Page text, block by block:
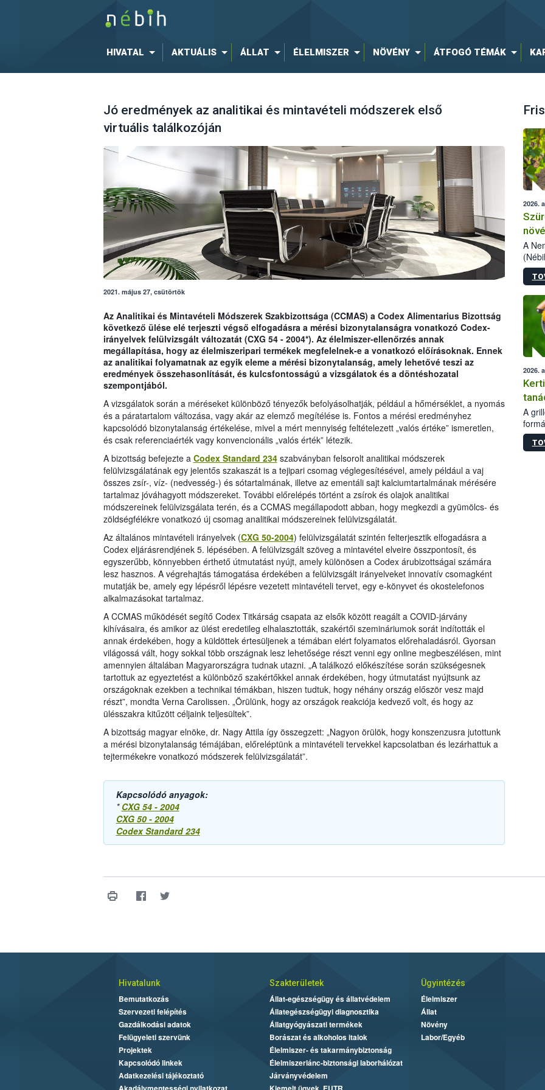
HIVATAL AKTUÁLIS ÁLLAT ÉLELMISZER NÖVÉNY ÁTFOGÓ TÉMÁK
Jó eredmények az analitikai és mintavételi módszerek első
virtuális találkozóján
2021. május 27, csütörtök
Az Analitikai és Mintavételi Módszerek Szakbizottsága (CCMAS) a Codex Alimentarius Bizottság
következő ülése elé terjeszti végső elfogadásra a mérési bizonytalanságra vonatkozó Codex-
irányelvek felülvizsgált változatát (CXG 54 - 2004*). Az élelmiszer-ellenőrzés annak
megállapítása, hogy az élelmiszeripari termékek megfelelnek-e a vonatkozó előírásoknak. Ennek
az analitikai folyamatnak az egyik eleme a mérési bizonytalanság, amely lehetővé teszi az
eredmények összehasonlítását, és kulcsfontosságú a vizsgálatok és a döntéshozatal
szempontjából.
A vizsgálatok során a méréseket különböző tényezők befolyásolhatják, például a hőmérséklet, a nyomás
és a páratartalom változása, vagy akár az elemző megítélése is. Fontos a mérési eredményhez
kapcsolódó bizonytalanság értékelése, mivel a mért mennyiség feltételezett „valós értéke” ismeretlen,
és csak referenciaérték vagy konvencionális „valós érték” létezik.
A bizottság befejezte a Codex Standard 234szabványban felsorolt analitikai módszerek
felülvizsgálatának egy jelentős szakaszát is a tejipari csomag véglegesítésével, amely például a vaj
összes zsír-, víz- (nedvesség-) és sótartalmának, illetve az ementáli sajt kalciumtartalmának mérésére
tartalmaz jóváhagyott módszereket. További előrelépés történt a zsírok és olajok analitikai
módszereinek felülvizsgálata terén, és a CCMAS megállapodott abban, hogy megkezdi a gyümölcs- és
zöldségfélékre vonatkozó új csomag analitikai módszereinek felülvizsgálatát.
Az általános mintavételi irányelvek (CXG 50-2004) felülvizsgálatát szintén felterjesztik elfogadásra a
Codex eljárásrendjének 5. lépésében. A felülvizsgált szöveg a mintavétel elveire összpontosít, és
egyszerűbb, könnyebben érthető útmutatást nyújt, amely különösen a Codex árubizottságai számára
lesz hasznos. A végrehajtás támogatása érdekében a felülvizsgált irányelveket innovatív csomagként
mutatják be, amely egy lépésről lépésre vezetett mintavételi tervet, egy e-könyvet és okostelefonos
alkalmazásokat tartalmaz.
A CCMAS működését segítő Codex Titkárság csapata az elsők között reagált a COVID-járvány
kihívásaira, és amikor az ülést eredetileg elhalasztották, szakértői szemináriumok sorát indították el
annak érdekében, hogy a küldöttek értesüljenek a témában elért folyamatos előrehaladásról. Gyorsan
világossá vált, hogy sokkal több országnak lesz lehetősége részt venni egy online megbeszélésen, mint
amennyien általában Magyarországra tudnak utazni. „A találkozó előkészítése során szükségesnek
tartottuk az egyeztetést a különböző szakértőkkel annak érdekében, hogy útmutatást nyújtsunk az
országoknak ezekben a technikai témákban, hiszen tudtuk, hogy néhány ország először vesz majd
részt”, mondta Verna Carolissen. „Örülünk, hogy az országok reakciója kedvező volt, és hogy az
ülésszakra kitűzött céljaink teljesültek”.
A bizottság magyar elnöke, dr. Nagy Attila így összegzett: „Nagyon örülök, hogy konszenzusra jutottunk
a mérési bizonytalanság témájában, előreléptünk a mintavételi tervekkel kapcsolatban és lezárhattuk a
tejtermékekre vonatkozó módszerek felülvizsgálatát”.
Kapcsolódó anyagok:
* CXG 54 - 2004
CXG 50 - 2004
Codex Standard 234
2026.
A
Az
2026.
A
Hivatalunk
Bemutatkozás
Szervezeti felépítés
Gazdálkodási adatok
Felügyeleti szervünk
Projektek
Kapcsolódó linkek
Adatkezelési tájékoztató
Szakterületek
Állat-egészségügy és állatvédelem
Állategészségügyi diagnosztika
Állatgyógyászati termékek
Borászat és alkoholos italok
Élelmiszer- és takarmánybiztonság
Élelmiszerlánc-biztonsági laborhálózat
Járványvédelem
Ügyintézés
Élelmiszer
Állat
Növény
Labor/Egyéb